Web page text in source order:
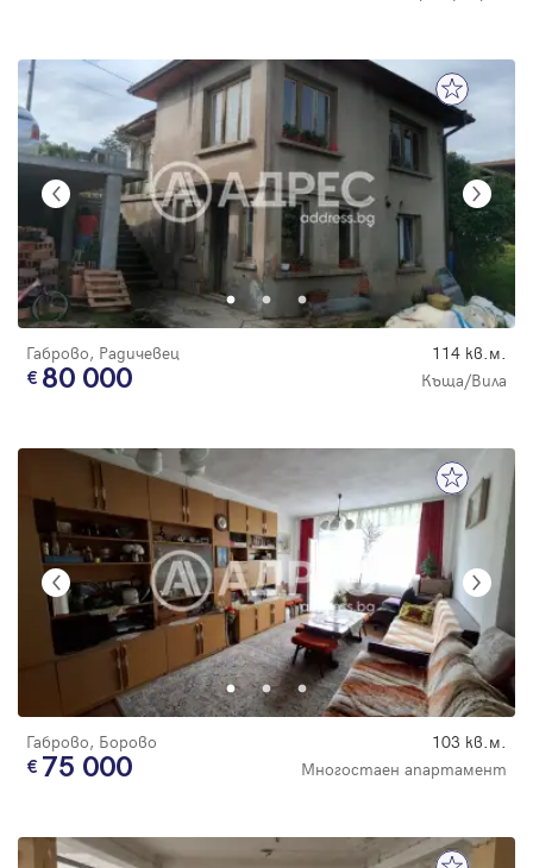
Габрово, Радичевец 114 кв.м.
80 000 Къща/Вила
Габрово, Борово 103 кв.м.
75 000 Многостаен апартамент